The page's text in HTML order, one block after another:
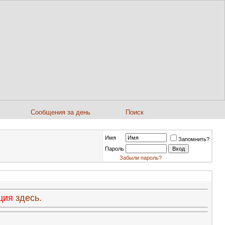
Сообщения за день Поиск
Имя
Запомнить?
Пароль
Забыли пароль?
здесь.